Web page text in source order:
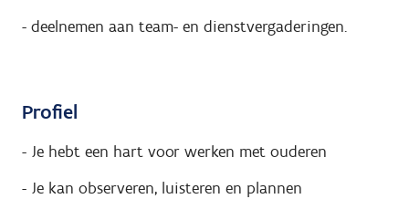
- deelnemen aan team- en dienstvergaderingen.
Profiel
- Je hebt een hart voor werken met ouderen
- Je kan observeren, luisteren en plannen